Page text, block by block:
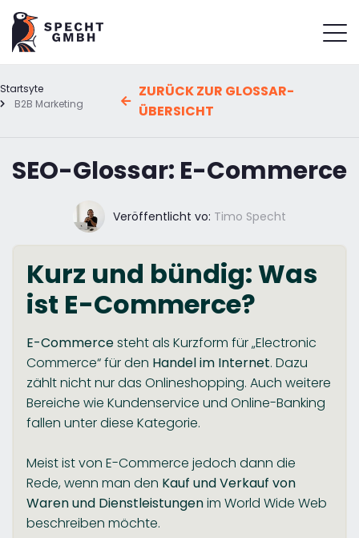
Startsyte
B2B Marketing
ZURÜCK ZUR GLOSSAR-
ÜBERSICHT
SEO-Glossar: E-Commerce
Veröffentlicht vo: Timo Specht
Kurz und bündig: Was
ist E-Commerce?
E-Commercesteht als Kurzform für „Electronic
Commerce“ für den Handel im Internet. Dazu
zählt nicht nur das Onlineshopping. Auch weitere
Bereiche wie Kundenservice und Online-Banking
fallen unter diese Kategorie.
Meist ist von E-Commerce jedoch dann die
Rede, wenn man den Kauf und Verkauf von
Waren und Dienstleistungenim World Wide Web
beschreiben möchte.